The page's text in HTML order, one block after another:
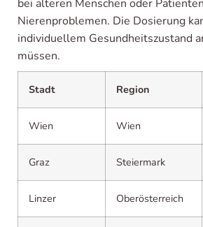
bei älteren Menschen oder
Nierenproblemen. Die Dosierung
individuellem Gesundheitszustand
müssen.
Stadt Region
Wien Wien
Graz Steiermark
Linzer Oberösterreich